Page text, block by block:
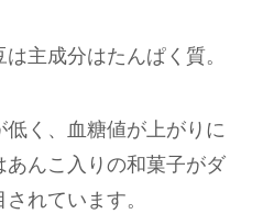
主成分はたんぱく質。
く、血糖値が上がりに
あんこ入りの和菓子がダ
れています。